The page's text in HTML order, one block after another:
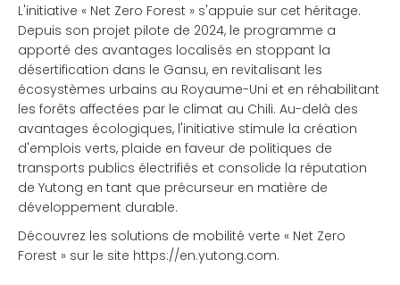
L'initiative « Net Zero Forest » s'appuie sur cet héritage.
Depuis son projet pilote de 2024, le programme a
apporté des avantages localisés en stoppant la
désertification dans le Gansu, en revitalisant les
écosystèmes urbains au Royaume-Uni et en réhabilitant
les forêts affectées par le climat au Chili. Au-delà des
avantages écologiques, l'initiative stimule la création
d'emplois verts, plaide en faveur de politiques de
transports publics électrifiés et consolide la réputation
de Yutong en tant que précurseur en matière de
développement durable.
Découvrez les solutions de mobilité verte « Net Zero
Forest » sur le site https://en.yutong.com.